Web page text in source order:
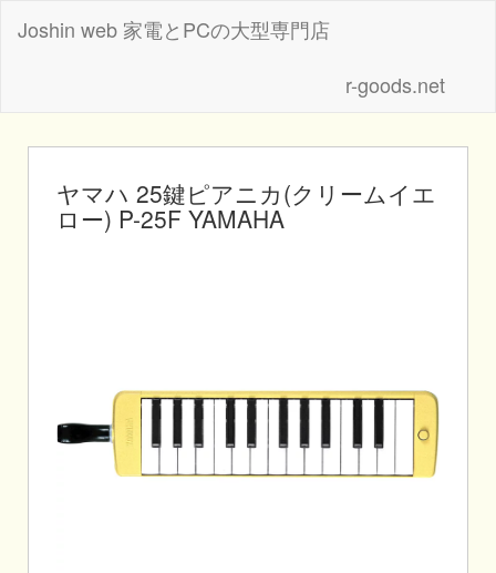
Joshin web 家電とPCの大型専門店
r-goods.net
ヤマハ 25鍵ピアニカ(クリームイエ
ロー) P-25F YAMAHA